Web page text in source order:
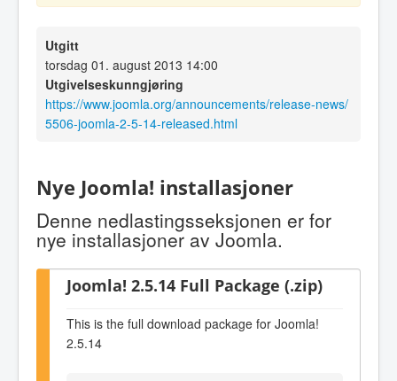
Utgitt
torsdag 01. august 2013 14:00
Utgivelseskunngjøring
https://www.joomla.org/announcements/release-news/
5506-joomla-2-5-14-released.html
Nye Joomla! installasjoner
Denne nedlastingsseksjonen er for
nye installasjoner av Joomla.
Joomla! 2.5.14 Full Package (.zip)
This is the full download package for Joomla!
2.5.14